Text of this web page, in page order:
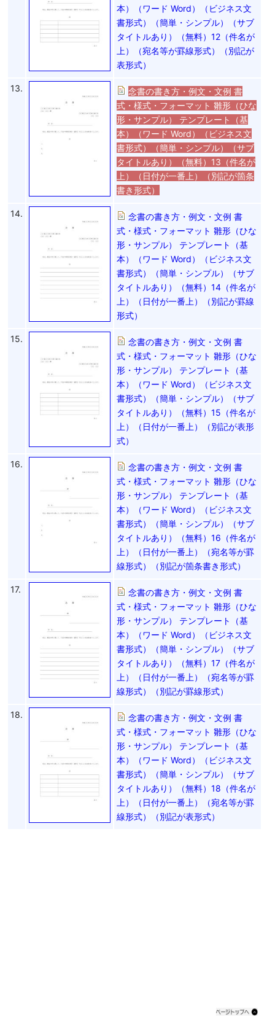
本）（ワード Word）（ビジネス文
書形式）（簡単・シンプル）（サブ
タイトルあり）（無料）12（件名が
上）（宛名等が罫線形式）（別記が
表形式）
13.
念書の書き方・例文・文例 書
式・様式・フォーマット 雛形（ひな
形・サンプル） テンプレート（基
本）（ワード Word）（ビジネス文
書形式）（簡単・シンプル）（サブ
タイトルあり）（無料）13（件名が
上）（日付が一番上）（別記が箇条
書き形式）
14.
念書の書き方・例文・文例 書
式・様式・フォーマット 雛形（ひな
形・サンプル） テンプレート（基
本）（ワード Word）（ビジネス文
書形式）（簡単・シンプル）（サブ
タイトルあり）（無料）14（件名が
上）（日付が一番上）（別記が罫線
形式）
15.
念書の書き方・例文・文例 書
式・様式・フォーマット 雛形（ひな
形・サンプル） テンプレート（基
本）（ワード Word）（ビジネス文
書形式）（簡単・シンプル）（サブ
タイトルあり）（無料）15（件名が
上）（日付が一番上）（別記が表形
式）
16.
念書の書き方・例文・文例 書
式・様式・フォーマット 雛形（ひな
形・サンプル） テンプレート（基
本）（ワード Word）（ビジネス文
書形式）（簡単・シンプル）（サブ
タイトルあり）（無料）16（件名が
上）（日付が一番上）（宛名等が罫
線形式）（別記が箇条書き形式）
17.
念書の書き方・例文・文例 書
式・様式・フォーマット 雛形（ひな
形・サンプル） テンプレート（基
本）（ワード Word）（ビジネス文
書形式）（簡単・シンプル）（サブ
タイトルあり）（無料）17（件名が
上）（日付が一番上）（宛名等が罫
線形式）（別記が罫線形式）
18.
念書の書き方・例文・文例 書
式・様式・フォーマット 雛形（ひな
形・サンプル） テンプレート（基
本）（ワード Word）（ビジネス文
書形式）（簡単・シンプル）（サブ
タイトルあり）（無料）18（件名が
上）（日付が一番上）（宛名等が罫
線形式）（別記が表形式）